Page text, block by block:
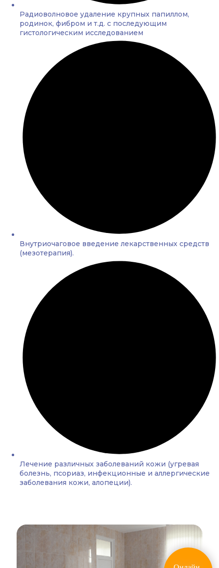
Радиоволновое удаление крупных папиллом,
родинок, фибром и т.д. с последующим
гистологическим исследованием
Внутриочаговое введение лекарственных средств
(мезотерапия).
Лечение различных заболеваний кожи (угревая
болезнь, псориаз, инфекционные и аллергические
заболевания кожи, алопеции).